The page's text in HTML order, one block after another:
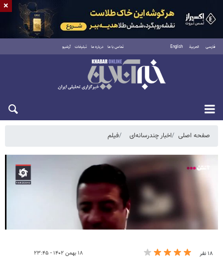
فارسی العربية English تماس با ما درباره ما تبلیغات آرشیو
شنبه ۱۷ مرداد ۱۴۰۵
صفحه اصلی اخبار چندرسانه‌ای فیلم
۱۸ نفر ۱۸ بهمن ۱۴۰۲ - ۲۳:۴۵
×